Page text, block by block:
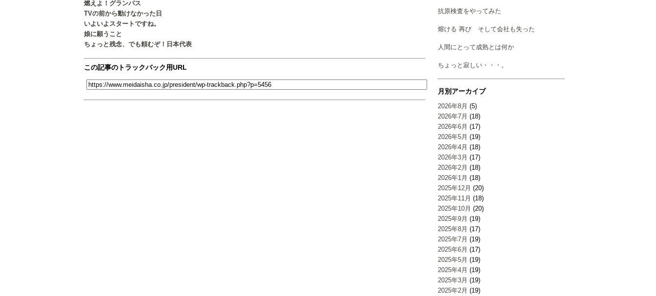
抗原検査をやってみた
熔ける 再び そして会社も失った
人間にとって成熟とは何か
ちょっと寂しい・・・。
月別アーカイブ
2026年8月 (5)
2026年7月 (18)
2026年6月 (17)
2026年5月 (19)
2026年4月 (18)
2026年3月 (17)
2026年2月 (18)
2026年1月 (18)
2025年12月 (20)
2025年11月 (18)
2025年10月 (20)
2025年9月 (19)
2025年8月 (17)
2025年7月 (19)
2025年6月 (17)
2025年5月 (19)
2025年4月 (19)
2025年3月 (19)
2025年2月 (19)
燃えよ！グランパス
TVの前から動けなかった日
いよいよスタートですね。
娘に願うこと
ちょっと残念、でも頼むぞ！日本代表
この記事のトラックバック用URL